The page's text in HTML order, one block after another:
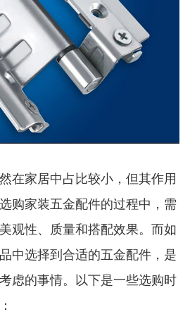
家居中占比较小，但其作用
购家装五金配件的过程中，需
观性、质量和搭配效果。而如
中选择到合适的五金配件，是
虑的事情。以下是一些选购时